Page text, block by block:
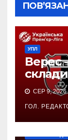
УПЛ
Верес
СЕР 9, 2026
ГОЛ.